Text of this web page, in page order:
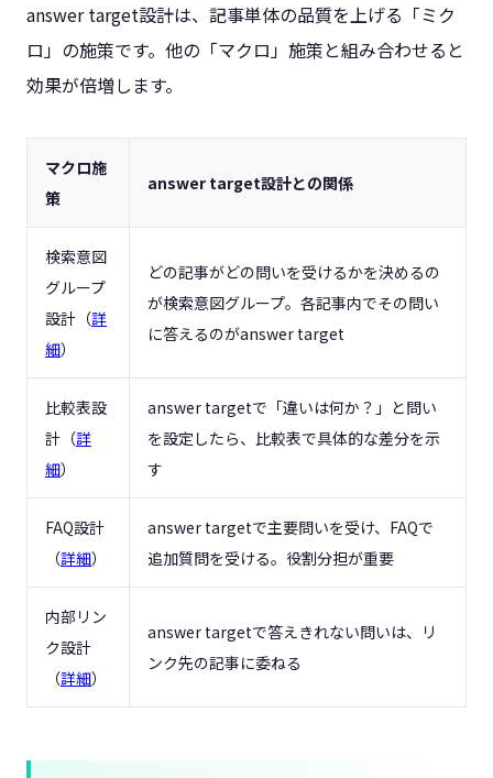
answer target設計は、記事単体の品質を上げる「ミク
ロ」の施策です。他の「マクロ」施策と組み合わせると
効果が倍増します。
マクロ施
策
answer target設計との関係
検索意図
グループ
設計（詳
細）
どの記事がどの問いを受けるかを決めるの
が検索意図グループ。各記事内でその問い
に答えるのがanswer target
比較表設
計（詳
細）
answer targetで「違いは何か？」と問い
を設定したら、比較表で具体的な差分を示
す
FAQ設計
（詳細）
answer targetで主要問いを受け、FAQで
追加質問を受ける。役割分担が重要
内部リン
ク設計
（詳細）
answer targetで答えきれない問いは、リ
ンク先の記事に委ねる